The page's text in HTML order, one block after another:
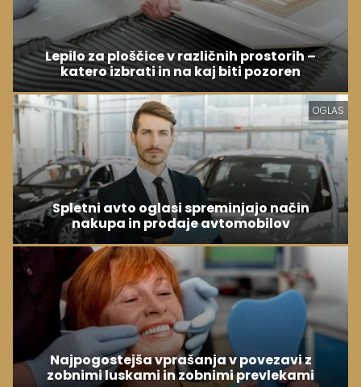
Lepilo za ploščice v različnih prostorih –
katero izbrati in na kaj biti pozoren
OGLAS
Spletni avto oglasi spreminjajo način
nakupa in prodaje avtomobilov
Najpogostejša vprašanja v povezavi z
zobnimi luskami in zobnimi prevlekami